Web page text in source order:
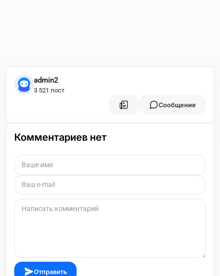
admin2
3 521 пост
Сообщение
Комментариев нет
Отправить